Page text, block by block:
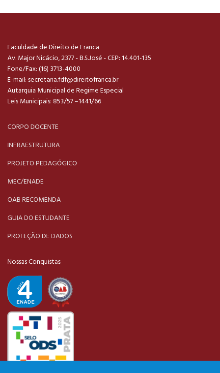
Faculdade de Direito de Franca
Av. Major Nicácio, 2377 - B.S.José - CEP: 14.401-135
Fone/Fax: (16) 3713-4000
E-mail: secretaria.fdf@direitofranca.br
Autarquia Municipal de Regime Especial
Leis Municipais: 853/57 –1441/66
CORPO DOCENTE
INFRAESTRUTURA
PROJETO PEDAGÓGICO
MEC/ENADE
OAB RECOMENDA
GUIA DO ESTUDANTE
PROTEÇÃO DE DADOS
Nossas Conquistas